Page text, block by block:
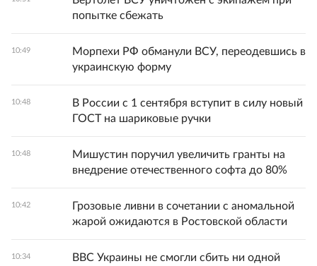
попытке сбежать
10:49
Морпехи РФ обманули ВСУ, переодевшись в
украинскую форму
10:48
В России с 1 сентября вступит в силу новый
ГОСТ на шариковые ручки
10:48
Мишустин поручил увеличить гранты на
внедрение отечественного софта до 80%
10:42
Грозовые ливни в сочетании с аномальной
жарой ожидаются в Ростовской области
10:34
ВВС Украины не смогли сбить ни одной